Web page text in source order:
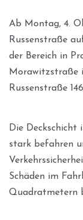
Ab Montag, 4.
Russenstraße
der Bereich in
Morawitzstraße
Russenstraße
Die
stark befahren
Schäden im
Quadratmetern